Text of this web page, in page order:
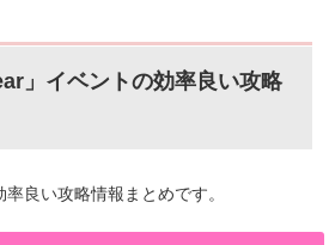
」イベントの効率良い攻略
良い攻略情報まとめです。